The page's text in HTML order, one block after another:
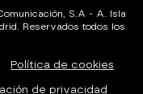
S.A - A. Isla
Reservados todos los
Política de cookies
de privacidad